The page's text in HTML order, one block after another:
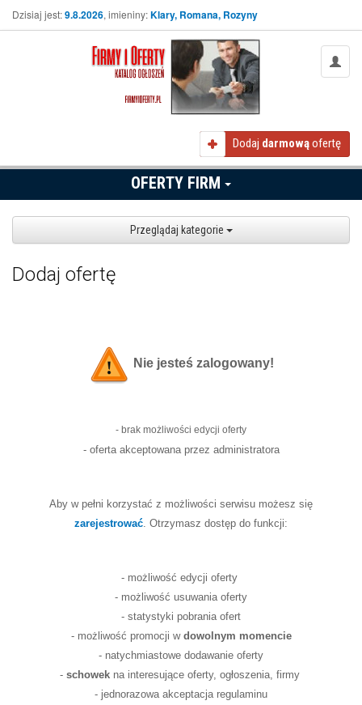
Dzisiaj jest:9.8.2026, imieniny:Klary, Romana, Rozyny
Dodaj darmowąofertę
OFERTY FIRM
Przeglądaj kategorie
Dodaj ofertę
Nie jesteś zalogowany!
- brak możliwości edycji oferty
- oferta akceptowana przez administratora
Aby w pełni korzystać z możliwości serwisu możesz się
zarejestrować. Otrzymasz dostęp do funkcji:
- możliwość edycji oferty
- możliwość usuwania oferty
- statystyki pobrania ofert
- możliwość promocji w dowolnym momencie
- natychmiastowe dodawanie oferty
- schowekna interesujące oferty, ogłoszenia, firmy
- jednorazowa akceptacja regulaminu